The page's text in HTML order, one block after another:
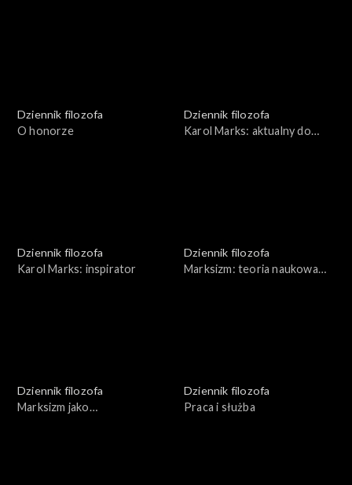
Dziennik filozofa
O honorze
Dziennik filozofa
Karol Marks: aktualny do
Dziennik filozofa
Karol Marks: inspirator
Dziennik filozofa
Marksizm: teoria naukowa
Dziennik filozofa
Marksizm jako
Dziennik filozofa
Praca i służba